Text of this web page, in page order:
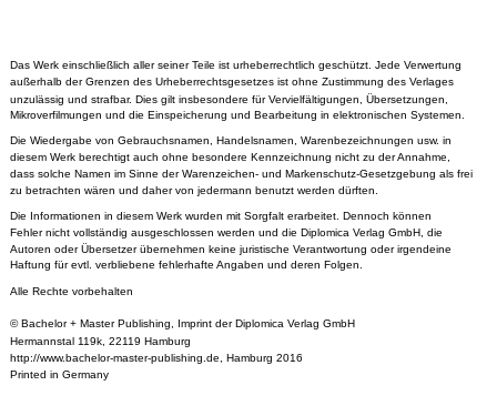
Das Werk einschließlich aller seiner Teile ist urheberrechtlich geschützt. Jede Verwertung
außerhalb der Grenzen des Urheberrechtsgesetzes ist ohne Zustimmung des Verlages
unzulässig und strafbar. Dies gilt insbesondere für Vervielfältigungen, Übersetzungen,
Mikroverfilmungen und die Einspeicherung und Bearbeitung in elektronischen Systemen.
Die Wiedergabe von Gebrauchsnamen, Handelsnamen, Warenbezeichnungen usw. in
diesem Werk berechtigt auch ohne besondere Kennzeichnung nicht zu der Annahme,
dass solche Namen im Sinne der Warenzeichen- und Markenschutz-Gesetzgebung als frei
zu betrachten wären und daher von jedermann benutzt werden dürften.
Die Informationen in diesem Werk wurden mit Sorgfalt erarbeitet. Dennoch können
Fehler nicht vollständig ausgeschlossen werden und die Diplomica Verlag GmbH, die
Autoren oder Übersetzer übernehmen keine juristische Verantwortung oder irgendeine
Haftung für evtl. verbliebene fehlerhafte Angaben und deren Folgen.
Alle Rechte vorbehalten
© Bachelor + Master Publishing, Imprint der Diplomica Verlag GmbH
Hermannstal 119k, 22119 Hamburg
http://www.bachelor-master-publishing.de, Hamburg 2016
Printed in Germany